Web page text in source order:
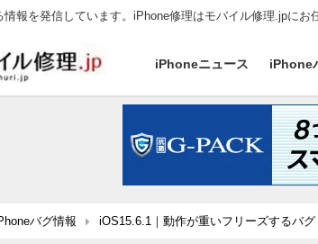
情報を発信しています。iPhone修理はモバイル修理.jpにお
iPhoneニュース iPhone
バグ情報 iOS15.6.1｜動作が重いフリーズするバグ